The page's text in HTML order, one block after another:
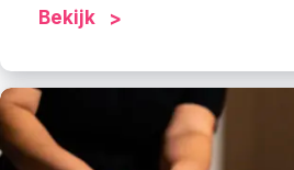
Bekijk